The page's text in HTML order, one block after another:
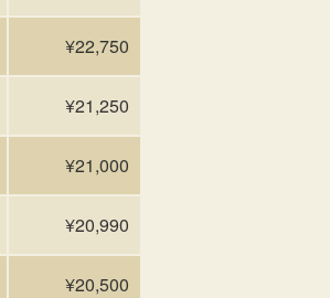
¥22,750
¥21,250
¥21,000
¥20,990
¥20,500